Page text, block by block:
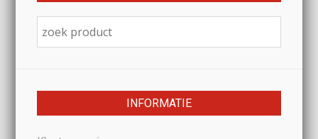
INFORMATIE